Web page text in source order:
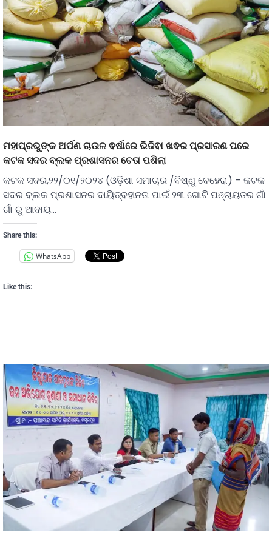
ମହାପ୍ରଭୁଙ୍କ ଅର୍ପଣ ଚାଉଳ ଵର୍ଷାରେ ଭିଜିଵା ଖଵର ପ୍ରସାରଣ ପରେ
କଟକ ସଦର ବ୍ଲକ ପ୍ରଶାସନର ଚେତା ପଶିଲା
କଟକ ସଦର,୨୨/୦୧/୨୦୨୪ (ଓଡ଼ିଶା ସମାଚାର /ବିଷ୍ଣୁ ବେହେରା) – କଟକ
ସଦର ବ୍ଲକ ପ୍ରଶାସନର ଦାୟିତ୍ବହୀନତା ପାଇଁ ୨୩ ଗୋଟି ପଞ୍ଚାୟତର ଗାଁ
ଗାଁ ରୁ ଆଦାୟ…
Share this:
WhatsApp
Like this: